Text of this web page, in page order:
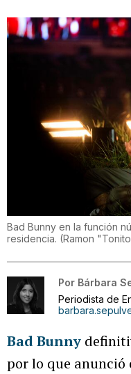
Bad Bunny en la función
residencia. (Ramon
Por Bárbara
Periodista de
Bad Bunny
por lo que